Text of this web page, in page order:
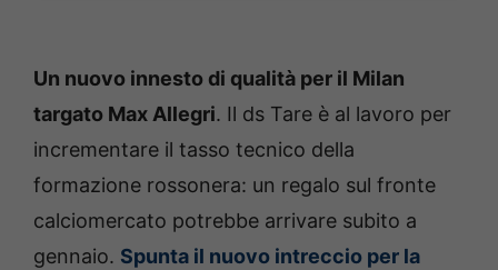
Un nuovo innesto di qualità per il Milan
targato Max Allegri. Il ds Tare è al lavoro per
incrementare il tasso tecnico della
formazione rossonera: un regalo sul fronte
calciomercato potrebbe arrivare subito a
gennaio. Spunta il nuovo intreccio per la